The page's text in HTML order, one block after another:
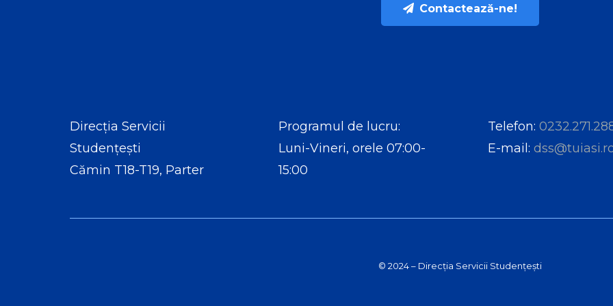
Contactează-ne!
Direcția Servicii
Studențești
Cămin T18-T19, Parter
Programul de lucru:
Luni-Vineri, orele 07:00-
15:00
Telefon:
E-mail:
© 2024 – Direcția Servicii Studențești